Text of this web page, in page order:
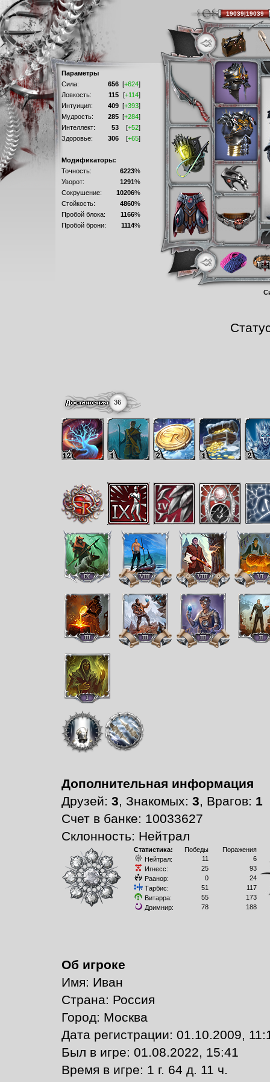
Параметры
Сила:
656 [+624]
Ловкость:
115 [+114]
Интуиция:
409 [+393]
Мудрость:
285 [+284]
Интеллект:
53 [+52]
Здоровье:
306 [+65]
Модификаторы:
Точность:
6223%
Уворот:
1291%
Сокрушение:
10206%
Стойкость:
4860%
Пробой блока:
1166%
Пробой брони:
1114%
36
Дополнительная информация
Друзей: 3, Знакомых: 3, Врагов: 1
Счет в банке: 10033627
Склонность: Нейтрал
Статистика: Победы
Поражения
Нейтрал:
11
6
Игнесс:
25
93
Раанор:
0
24
Тарбис:
51
117
Витарра:
55
173
Дримнир:
78 188
Об игроке
Имя: Иван
Страна: Россия
Город: Москва
Дата регистрации: 01.10.2009,
Был в игре: 01.08.2022, 15:41
Время в игре: 1 г. 64 д. 11 ч.
19039|19039